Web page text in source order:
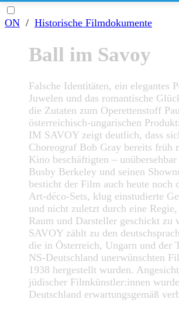
ON / Historische Filmdokumente
Ball im Savoy
Falsche Identitäten, ein elegantes
Juwelen und das romantische
die Zutaten zum Operettenstoff
österreichisch-ungarischen
IM SAVOY zeigt deutlich, dass
Choreograf Bob Gray bereits früh
Kino beschäftigten –
Busby Berkeley und seinen
besticht der Film auch heute noch
Art-déco-Sets, klug einstudierte
und nicht zuletzt durch eine
Raum und Darsteller geschickt
SAVOY zählt zu den
die in Österreich, Ungarn und der
NS-Deutschland unerwünschten
1938 hergestellt wurden.
jüdischer Filmkünstler:innen
Deutschland erwartungsgemäß